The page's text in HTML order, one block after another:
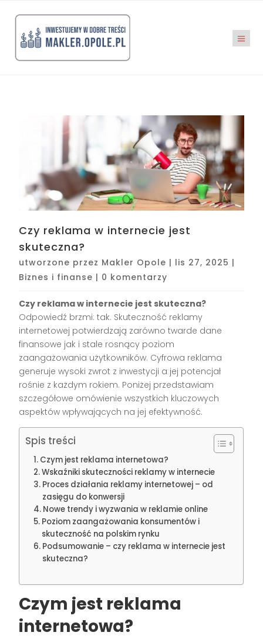
Czy reklama w internecie jest
skuteczna?
utworzone przez Makler Opole | lis 27, 2025 |
Biznes i finanse | 0 komentarzy
Czy reklama w internecie jest skuteczna?
Odpowiedź brzmi: tak. Skuteczność reklamy
internetowej potwierdzają zarówno twarde dane
finansowe jak i stale rosnący poziom
zaangażowania użytkowników. Cyfrowa reklama
generuje wysoki zwrot z inwestycji a jej potencjał
rośnie z każdym rokiem. Poniżej przedstawiam
szczegółowe omówienie wszystkich kluczowych
aspektów wpływających na jej efektywność.
Spis treści
Czym jest reklama internetowa?
Wskaźniki skuteczności reklamy w internecie
Proces działania reklamy internetowej – od
zasięgu do konwersji
Nowe trendy i wyzwania w reklamie online
Poziom zaangażowania konsumentów i
skuteczność na polskim rynku
Podsumowanie – czy reklama w internecie jest
skuteczna?
Czym jest reklama
internetowa?